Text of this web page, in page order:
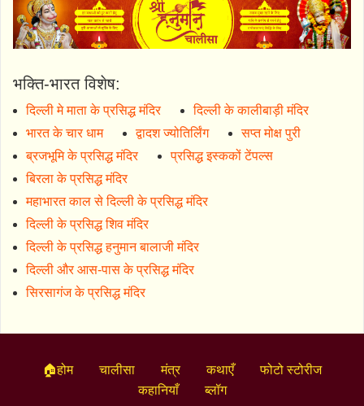
भक्ति-भारत विशेष:
दिल्ली मे माता के प्रसिद्ध मंदिर
दिल्ली के कालीबाड़ी मंदिर
भारत के चार धाम
द्वादश ज्योतिर्लिंग
सप्त मोक्ष पुरी
ब्रजभूमि के प्रसिद्ध मंदिर
प्रसिद्ध इस्ककों टेंपल्स
बिरला के प्रसिद्ध मंदिर
महाभारत काल से दिल्ली के प्रसिद्ध मंदिर
दिल्ली के प्रसिद्ध शिव मंदिर
दिल्ली के प्रसिद्ध हनुमान बालाजी मंदिर
दिल्ली और आस-पास के प्रसिद्ध मंदिर
सिरसागंज के प्रसिद्ध मंदिर
🏠होम चालीसा मंत्र कथाएँ
फोटो स्टोरीज
कहानियाँ
ब्लॉग